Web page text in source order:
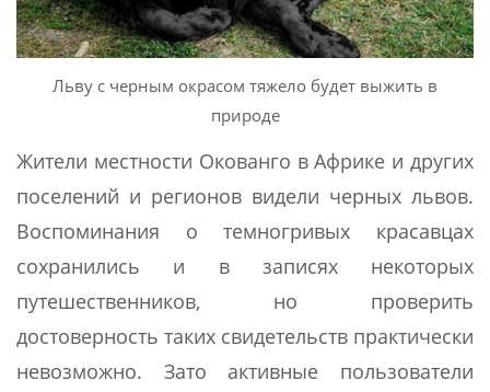
Льву с черным окрасом тяжело будет выжить в
природе
Жители местности Окованго в Африке и других
поселений и регионов видели черных львов.
Воспоминания о темногривых красавцах
сохранились и в записях некоторых
путешественников, но проверить
достоверность таких свидетельств практически
невозможно. Зато активные пользователи